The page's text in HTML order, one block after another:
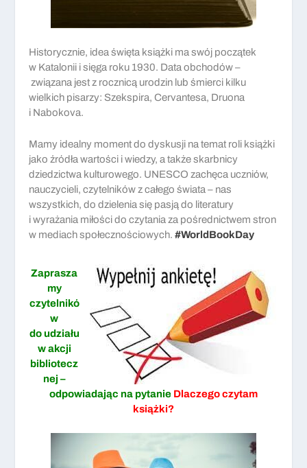
Historycznie, idea święta książki ma swój początek
w Katalonii i sięga roku 1930. Data obchodów –
związana jest z rocznicą urodzin lub śmierci kilku
wielkich pisarzy: Szekspira, Cervantesa, Druona
i Nabokova.
Mamy idealny moment do dyskusji na temat roli książki
jako źródła wartości i wiedzy, a także skarbnicy
dziedzictwa kulturowego. UNESCO zachęca uczniów,
nauczycieli, czytelników z całego świata – nas
wszystkich, do dzielenia się pasją do literatury
i wyrażania miłości do czytania za pośrednictwem stron
w mediach społecznościowych.#WorldBookDay
Zaprasza
my
czytelnikó
w
do udziału
w akcji
bibliotecz
nej –
odpowiadając na pytanie Dlaczego czytam
książki?